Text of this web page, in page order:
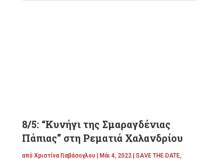
8/5: “Κυνήγι της Σμαραγδένιας
Πάπιας” στη Ρεματιά Χαλανδρίου
από Χριστίνα Γιαβάσογλου Μάι 4, 2022| SAVE THE DATE,